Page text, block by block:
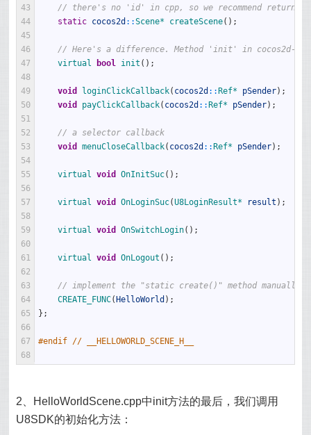
43
44
45
46
47
48
49
50
51
52
53
54
55
56
57
58
59
60
61
62
63
64
65
66
67
68
// there's no 'id' in cpp, so we recommend
static cocos2d ::Scene* createScene( ) ;
// Here's a difference. Method 'init' in cocos2d-x
virtual
bool init ( ) ;
void loginClickCallback( cocos2d :: Ref* pSender) ;
void
payClickCallback( cocos2d :: Ref* pSender) ;
// a selector callback
void
menuCloseCallback( cocos2d :: Ref* pSender) ;
virtual void OnInitSuc( ) ;
virtual void OnLoginSuc(U8LoginResult* result ) ;
virtual void OnSwitchLogin( ) ;
virtual void OnLogout ( ) ;
// implement the "static create()" method manually
CREATE_FUNC( HelloWorld ) ;
} ;
#endif // __HELLOWORLD_SCENE_H__
2、HelloWorldScene.cpp中init方法的最后，我们调用
U8SDK的初始化方法：